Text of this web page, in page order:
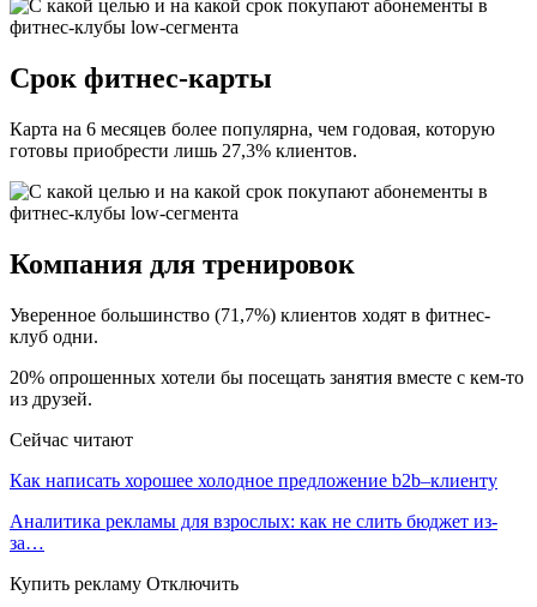
Срок фитнес-карты
Карта на 6 месяцев более популярна, чем годовая, которую
готовы приобрести лишь 27,3% клиентов.
Компания для тренировок
Уверенное большинство (71,7%) клиентов ходят в фитнес-
клуб одни.
20% опрошенных хотели бы посещать занятия вместе с кем-то
из друзей.
Сейчас читают
Как написать хорошее холодное предложение b2b–клиенту
Аналитика рекламы для взрослых: как не слить бюджет из-
за…
Купить рекламу Отключить